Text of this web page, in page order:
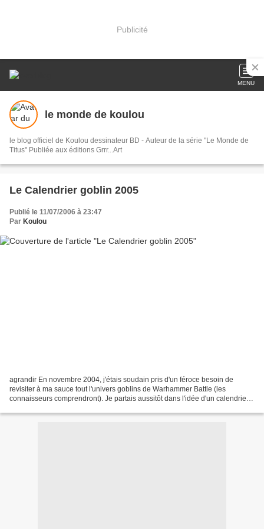
Publicité
MENU
le monde de koulou
le blog officiel de Koulou dessinateur BD - Auteur de la série "Le Monde de
Titus" Publiée aux éditions Grrr...Art
Le Calendrier goblin 2005
Publié le 11/07/2006 à 23:47
Par Koulou
agrandir En novembre 2004, j'étais soudain pris d'un féroce besoin de
revisiter à ma sauce tout l'univers goblins de Warhammer Battle (les
connaisseurs comprendront). Je partais aussitôt dans l'idée d'un calendrier